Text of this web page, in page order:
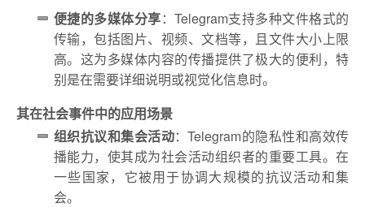
便捷的多媒体分享：Telegram支持多种文件格式的
传输，包括图片、视频、文档等，且文件大小上限
高。这为多媒体内容的传播提供了极大的便利，特
别是在需要详细说明或视觉化信息时。
其在社会事件中的应用场景
组织抗议和集会活动：Telegram的隐私性和高效传
播能力，使其成为社会活动组织者的重要工具。在
一些国家，它被用于协调大规模的抗议活动和集
会。